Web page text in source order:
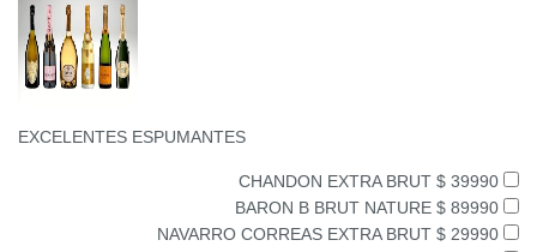
EXCELENTES ESPUMANTES
CHANDON EXTRA BRUT $ 39990
BARON B BRUT NATURE $ 89990
NAVARRO CORREAS EXTRA BRUT $ 29990